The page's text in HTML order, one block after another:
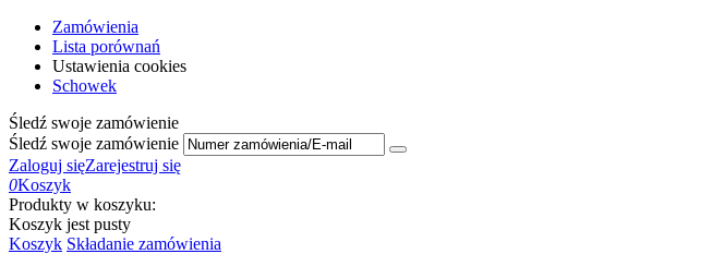
Zamówienia
Lista porównań
Ustawienia cookies
Schowek
Śledź swoje zamówienie
Śledź swoje zamówienie
Zaloguj sięZarejestruj się
0Koszyk
Produkty w koszyku:
Koszyk jest pusty
Koszyk Składanie zamówienia